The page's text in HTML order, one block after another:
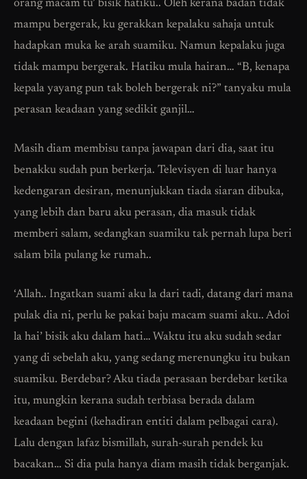
orang macam tu’ bisik hatiku.. Oleh kerana badan tidak
mampu bergerak, ku gerakkan kepalaku sahaja untuk
hadapkan muka ke arah suamiku. Namun kepalaku juga
tidak mampu bergerak. Hatiku mula hairan… “B, kenapa
kepala yayang pun tak boleh bergerak ni?” tanyaku mula
perasan keadaan yang sedikit ganjil…
Masih diam membisu tanpa jawapan dari dia, saat itu
benakku sudah pun berkerja. Televisyen di luar hanya
kedengaran desiran, menunjukkan tiada siaran dibuka,
yang lebih dan baru aku perasan, dia masuk tidak
memberi salam, sedangkan suamiku tak pernah lupa beri
salam bila pulang ke rumah..
‘Allah.. Ingatkan suami aku la dari tadi, datang dari mana
pulak dia ni, perlu ke pakai baju macam suami aku.. Adoi
la hai’ bisik aku dalam hati… Waktu itu aku sudah sedar
yang di sebelah aku, yang sedang merenungku itu bukan
suamiku. Berdebar? Aku tiada perasaan berdebar ketika
itu, mungkin kerana sudah terbiasa berada dalam
keadaan begini (kehadiran entiti dalam pelbagai cara).
Lalu dengan lafaz bismillah, surah-surah pendek ku
bacakan… Si dia pula hanya diam masih tidak berganjak.